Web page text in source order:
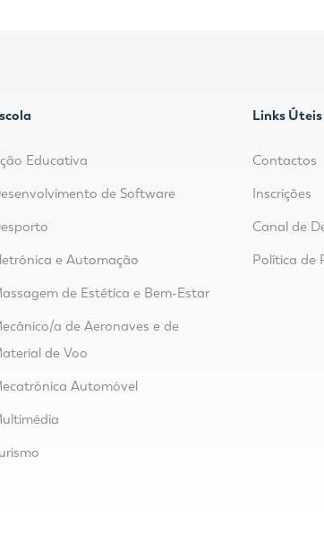
Educativa
de Software
e Automação
de Estética e Bem-Estar
a de Aeronaves e de
de Voo
Automóvel
Links Úteis
Contactos
Inscrições
Canal de
Política de